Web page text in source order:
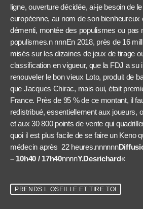
ligne, ouverture décidée, ai-je besoin de
européenne, au nom de son bienheureux
démenti, montée des populismes ou pas
populismes.n nnnEn 2018, près de 16
misés sur les dizaines de jeux de tirage
classification en vigueur, que la FDJ a su
renouveler le bon vieux Loto, produit de
que Jacques Chirac, mais oui, était
France. Près de 95 % de ce montant, il
redistribué, essentiellement aux joueurs,
et aux 30 800 points de vente qui
quoi il est plus facile de se faire un Keno
médecin après 22 heures.nnnnnn
– 10h40 / 17h40nnnnY.Desrichard«
PRENDS L OSEILLE ET TIRE TOI